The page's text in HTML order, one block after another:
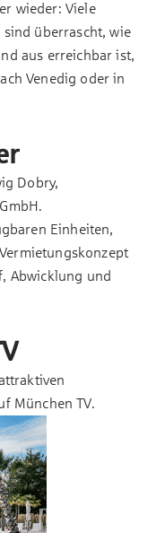
wieder: Viele
überrascht, wie
aus erreichbar ist,
Venedig oder in
Dobry,
Einheiten,
Abwicklung und
München TV.